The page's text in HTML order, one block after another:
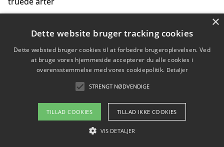
Hvordan kan gaver til unge voksne støtte bevarelsen
Copyright 2026 - Pilanto Aps
Om / kontakt
Blog Betingelser
×
Dette website bruger tracking cookies
Dette websted bruger cookies til at forbedre brugeroplevelsen. Ved
at bruge vores hjemmeside accepterer du alle cookies i
overensstemmelse med vores cookiepolitik. Detaljer
STRENGT NØDVENDIGE
TILLAD COOKIES TILLAD IKKE COOKIES
VIS DETALJER